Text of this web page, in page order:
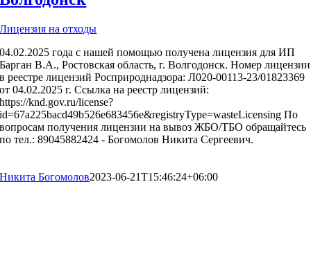
Лицензия на отходы
04.02.2025 года с нашей помощью получена лицензия для ИП
Барган В.А., Ростовская область, г. Волгодонск. Номер лицензии
в реестре лицензий Росприроднадзора: Л020-00113-23/01823369
от 04.02.2025 г. Ссылка на реестр лицензий:
https://knd.gov.ru/license?
id=67a225bacd49b526e683456e&registryType=wasteLicensing По
вопросам получения лицензии на вывоз ЖБО/ТБО обращайтесь
по тел.: 89045882424 - Богомолов Никита Сергеевич.
Никита Богомолов2023-06-21T15:46:24+06:00